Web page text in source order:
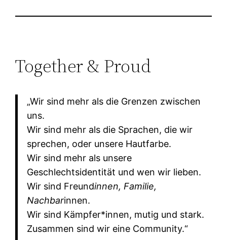
Together & Proud
„Wir sind mehr als die Grenzen zwischen
uns.
Wir sind mehr als die Sprachen, die wir
sprechen, oder unsere Hautfarbe.
Wir sind mehr als unsere
Geschlechtsidentität und wen wir lieben.
Wir sind Freundinnen, Familie,
Nachbarinnen.
Wir sind Kämpfer*innen, mutig und stark.
Zusammen sind wir eine Community.“